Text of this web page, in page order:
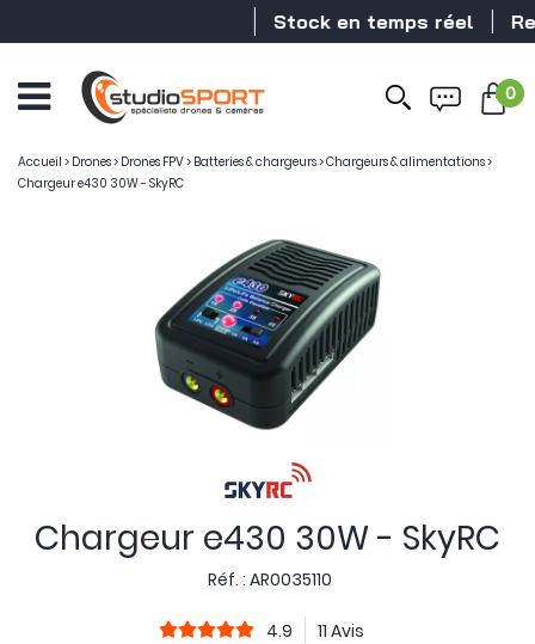
Stock en temps réel
menu
0
Accueil > Drones> Drones FPV> Batteries & chargeurs>Chargeurs & alimentations>
Chargeur e430 30W - SkyRC
Chargeur e430 30W - SkyRC
Réf. : AR0035110
4.9 11 Avis